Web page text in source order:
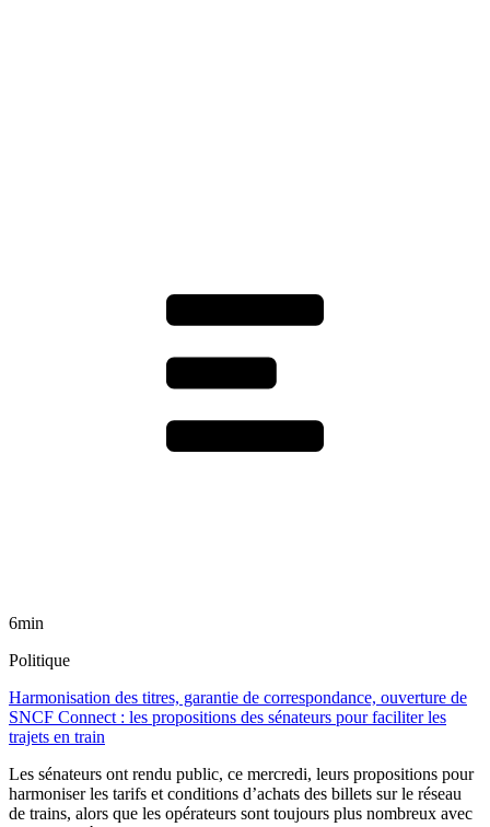
6min
Politique
Harmonisation des titres, garantie de correspondance, ouverture de
SNCF Connect : les propositions des sénateurs pour faciliter les
trajets en train
Les sénateurs ont rendu public, ce mercredi, leurs propositions pour
harmoniser les tarifs et conditions d’achats des billets sur le réseau
de trains, alors que les opérateurs sont toujours plus nombreux avec